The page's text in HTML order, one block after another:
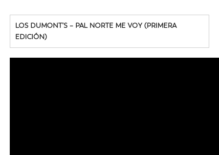
LOS DUMONT’S – PAL NORTE ME VOY (PRIMERA
EDICIÓN)